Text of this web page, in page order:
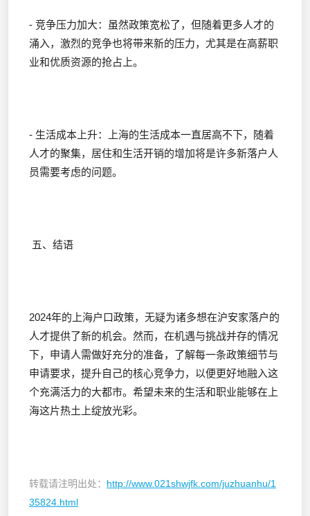
- 竞争压力加大：虽然政策宽松了，但随着更多人才的
涌入，激烈的竞争也将带来新的压力，尤其是在高薪职
业和优质资源的抢占上。
- 生活成本上升：上海的生活成本一直居高不下，随着
人才的聚集，居住和生活开销的增加将是许多新落户人
员需要考虑的问题。
五、结语
2024年的上海户口政策，无疑为诸多想在沪安家落户的
人才提供了新的机会。然而，在机遇与挑战并存的情况
下，申请人需做好充分的准备，了解每一条政策细节与
申请要求，提升自己的核心竞争力，以便更好地融入这
个充满活力的大都市。希望未来的生活和职业能够在上
海这片热土上绽放光彩。
转载请注明出处： http://www.021shwjfk.com/juzhuanhu/1
35824.html